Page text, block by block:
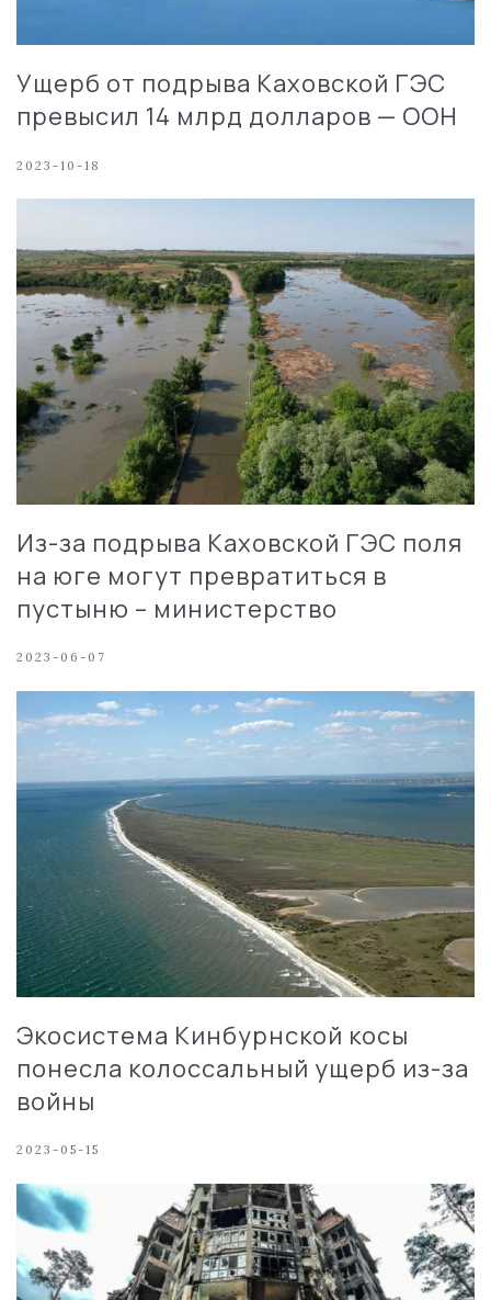
Ущерб от подрыва Каховской ГЭС
превысил 14 млрд долларов — ООН
2023-10-18
Из-за подрыва Каховской ГЭС поля
на юге могут превратиться в
пустыню – министерство
2023-06-07
Экосистема Кинбурнской косы
понесла колоссальный ущерб из-за
войны
2023-05-15